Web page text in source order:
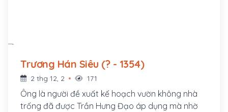
Trương Hán Siêu (? - 1354)
2 thg 12, 2 171
Ông là người đề xuất kế hoạch vườn không nhà
trống đã được Trần Hưng Đạo áp dụng mà nhờ